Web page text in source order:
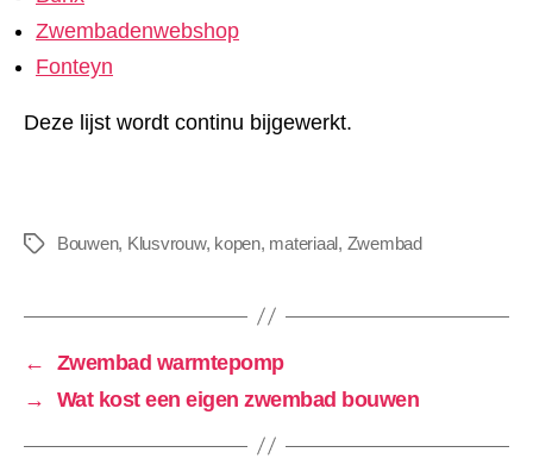
Zwembadenwebshop
Fonteyn
Deze lijst wordt continu bijgewerkt.
Tags Bouwen, Klusvrouw, kopen, materiaal, Zwembad
←
Zwembad warmtepomp
→
Wat kost een eigen zwembad bouwen